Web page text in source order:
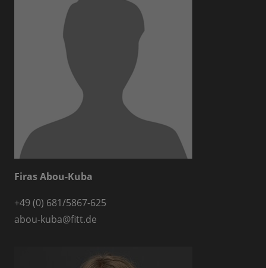
Firas Abou-Kuba
+49 (0) 681/5867-625
abou-kuba@fitt.de